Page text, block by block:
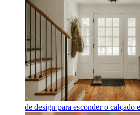
de design para esconder o calçado